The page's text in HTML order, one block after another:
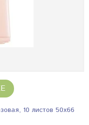
10 листов 50х66